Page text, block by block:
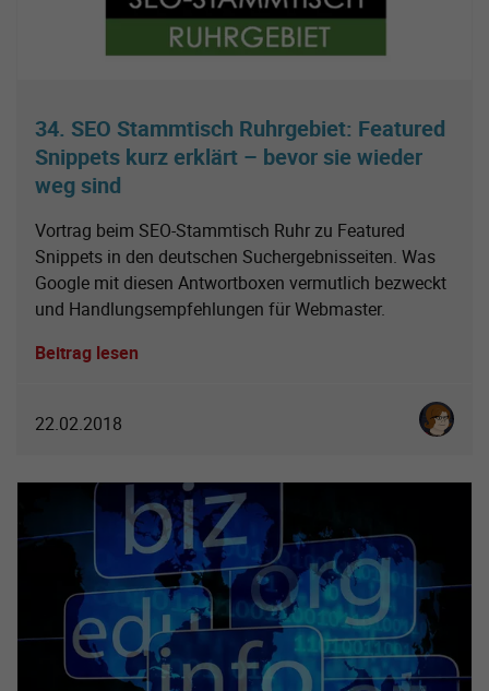
34. SEO Stammtisch Ruhrgebiet: Featured
Snippets kurz erklärt – bevor sie wieder
weg sind
Vortrag beim SEO-Stammtisch Ruhr zu Featured
Snippets in den deutschen Suchergebnisseiten. Was
Google mit diesen Antwortboxen vermutlich bezweckt
und Handlungsempfehlungen für Webmaster.
Beitrag lesen
22.02.2018 Karoline